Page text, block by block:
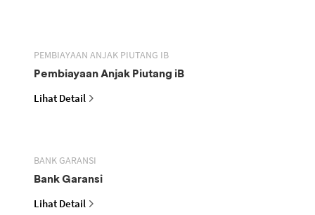
PEMBIAYAAN ANJAK PIUTANG IB
Pembiayaan Anjak Piutang iB
Lihat Detail
BANK GARANSI
Bank Garansi
Lihat Detail